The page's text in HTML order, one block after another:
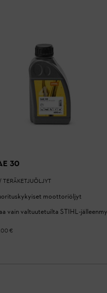
30
moottoriöljyt
vain valtuutetuilta STIHL-
€